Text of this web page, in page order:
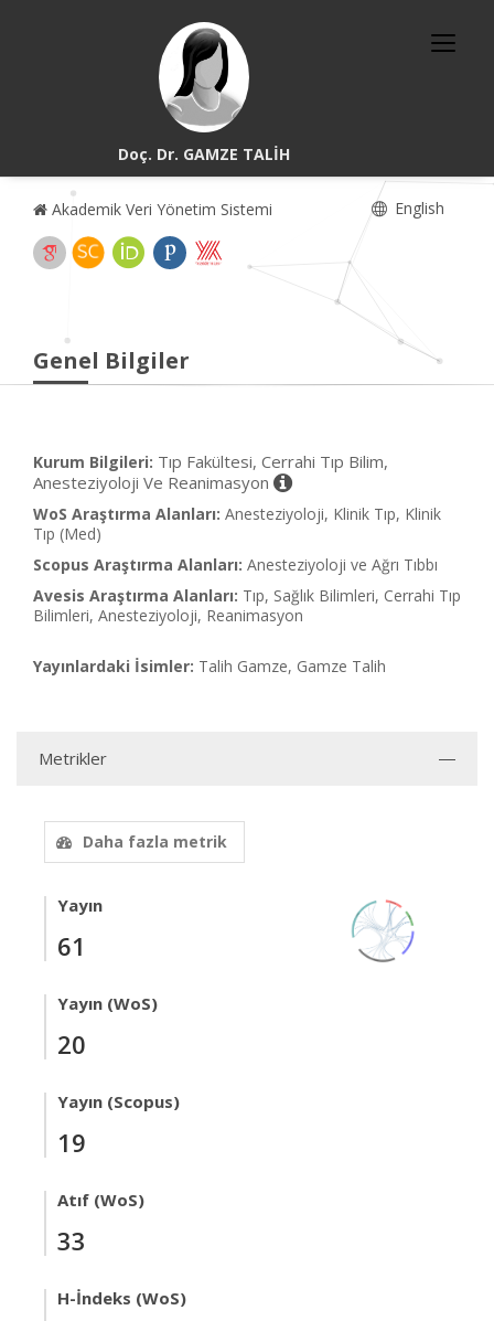
Doç. Dr. GAMZE TALİH
Akademik Veri Yönetim Sistemi English
Genel Bilgiler
Kurum Bilgileri: Tıp Fakültesi, Cerrahi Tıp Bilim,
Anesteziyoloji Ve Reanimasyon
WoS Araştırma Alanları: Anesteziyoloji, Klinik Tıp, Klinik
Tıp (Med)
Scopus Araştırma Alanları: Anesteziyoloji ve Ağrı Tıbbı
Avesis Araştırma Alanları: Tıp, Sağlık Bilimleri, Cerrahi Tıp
Bilimleri, Anesteziyoloji, Reanimasyon
Yayınlardaki İsimler: Talih Gamze, Gamze Talih
Metrikler
Daha fazla metrik
Yayın
61
Yayın (WoS)
20
Yayın (Scopus)
19
Atıf (WoS)
33
H-İndeks (WoS)